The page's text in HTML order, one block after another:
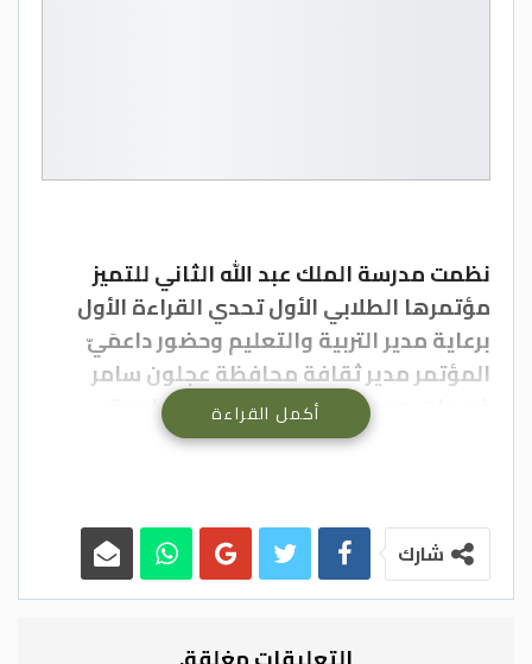
نظمت مدرسة الملك عبد الله الثاني للتميز
مؤتمرها الطلابي الأول تحدي القراءة الأول
برعاية مدير التربية والتعليم وحضور داعمَيّ
المؤتمر مدير ثقافة محافظة عجلون سامر
فريحات، وعميد شؤون الطلبة في جامعة
عجلون الوطنيّة الدّكتور زياد الوحشات.
سالم بني عطا الذي افتتح فعاليات المؤتمر
أهميّة القراءة؛ إذ إنّها تُعدّ رافدا ثقافيّا مهما،
تدخلهم إلى عوالم دينيّة، وأدبيّة،وتاريخيّة،
أكمل القراءة
شارك